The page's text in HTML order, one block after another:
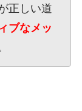
正しい道
ブなメッ